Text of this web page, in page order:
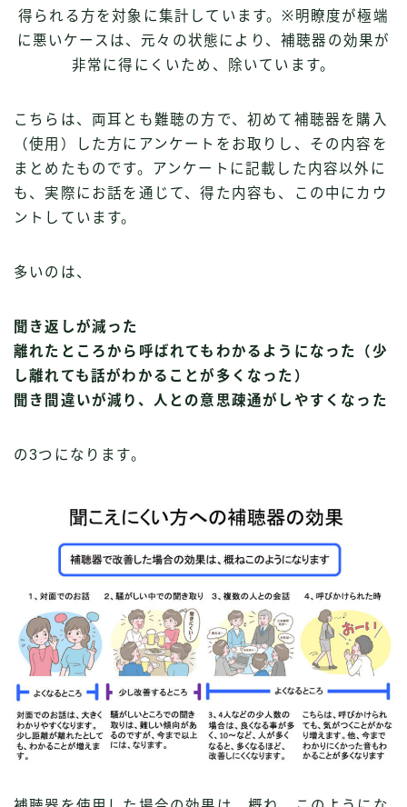
得られる方を対象に集計しています。※明瞭度が極端
に悪いケースは、元々の状態により、補聴器の効果が
非常に得にくいため、除いています。
こちらは、両耳とも難聴の方で、初めて補聴器を購入
（使用）した方にアンケートをお取りし、その内容を
まとめたものです。アンケートに記載した内容以外に
も、実際にお話を通じて、得た内容も、この中にカウ
ントしています。
多いのは、
聞き返しが減った
離れたところから呼ばれてもわかるようになった（少
し離れても話がわかることが多くなった）
聞き間違いが減り、人との意思疎通がしやすくなった
の3つになります。